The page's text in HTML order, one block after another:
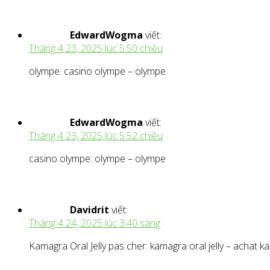
EdwardWogma viết:
Tháng 4 23, 2025 lúc 5:50 chiều
olympe: casino olympe – olympe
EdwardWogma viết:
Tháng 4 23, 2025 lúc 5:52 chiều
casino olympe: olympe – olympe
Davidrit viết:
Tháng 4 24, 2025 lúc 3:40 sáng
Kamagra Oral Jelly pas cher: kamagra oral jelly – achat